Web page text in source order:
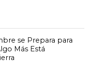
se Prepara para
Más Está